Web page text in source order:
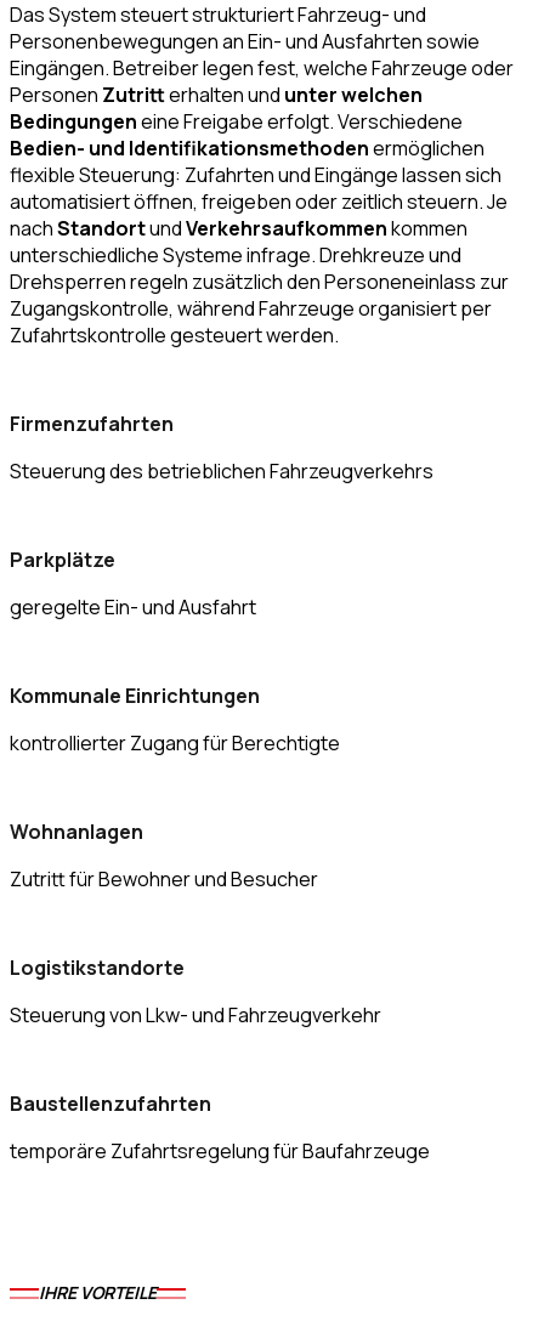
Das System steuert strukturiert Fahrzeug- und
Personenbewegungen an Ein- und Ausfahrten sowie
Eingängen. Betreiber legen fest, welche Fahrzeuge oder
Personen Zutritterhalten und unter welchen
Bedingungeneine Freigabe erfolgt. Verschiedene
Bedien- und Identifikationsmethodenermöglichen
flexible Steuerung: Zufahrten und Eingänge lassen sich
automatisiert öffnen, freigeben oder zeitlich steuern. Je
nachStandortundVerkehrsaufkommenkommen
unterschiedliche Systeme infrage. Drehkreuze und
Drehsperren regeln zusätzlich den Personeneinlass zur
Zugangskontrolle, während Fahrzeuge organisiert per
Zufahrtskontrolle gesteuert werden.
Firmenzufahrten
Steuerung des betrieblichen Fahrzeugverkehrs
Parkplätze
geregelte Ein- und Ausfahrt
Kommunale Einrichtungen
kontrollierter Zugang für Berechtigte
Wohnanlagen
Zutritt für Bewohner und Besucher
Logistikstandorte
Steuerung von Lkw- und Fahrzeugverkehr
Baustellenzufahrten
temporäre Zufahrtsregelung für Baufahrzeuge
IHRE VORTEILE